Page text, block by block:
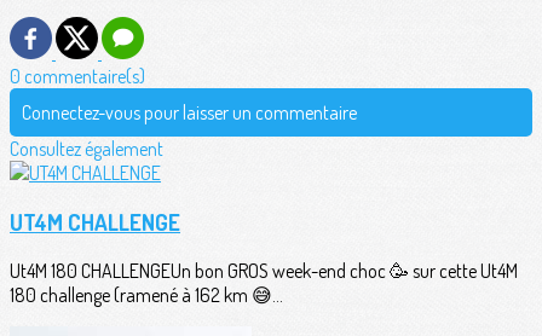
0 commentaire(s)
Connectez-vous pour laisser un commentaire
Consultez également
UT4M CHALLENGE
Ut4M 180 CHALLENGEUn bon GROS week-end choc 🥳 sur cette Ut4M
180 challenge (ramené à 162 km 😅...